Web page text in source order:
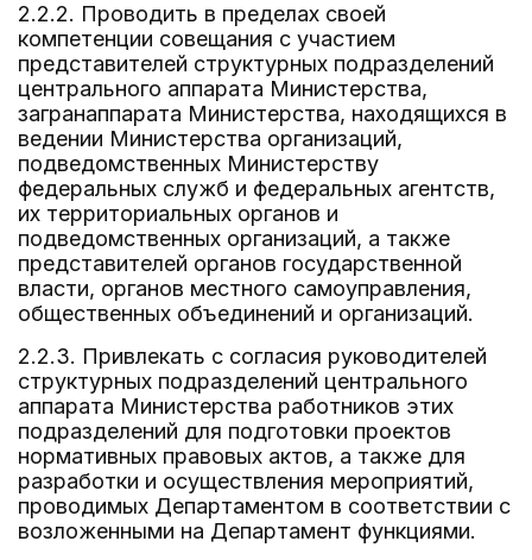
2.2.2. Проводить в пределах своей
компетенции совещания с участием
представителей структурных подразделений
центрального аппарата Министерства,
загранаппарата Министерства, находящихся в
ведении Министерства организаций,
подведомственных Министерству
федеральных служб и федеральных агентств,
их территориальных органов и
подведомственных организаций, а также
представителей органов государственной
власти, органов местного самоуправления,
общественных объединений и организаций.
2.2.3. Привлекать с согласия руководителей
структурных подразделений центрального
аппарата Министерства работников этих
подразделений для подготовки проектов
нормативных правовых актов, а также для
разработки и осуществления мероприятий,
проводимых Департаментом в соответствии с
возложенными на Департамент функциями.